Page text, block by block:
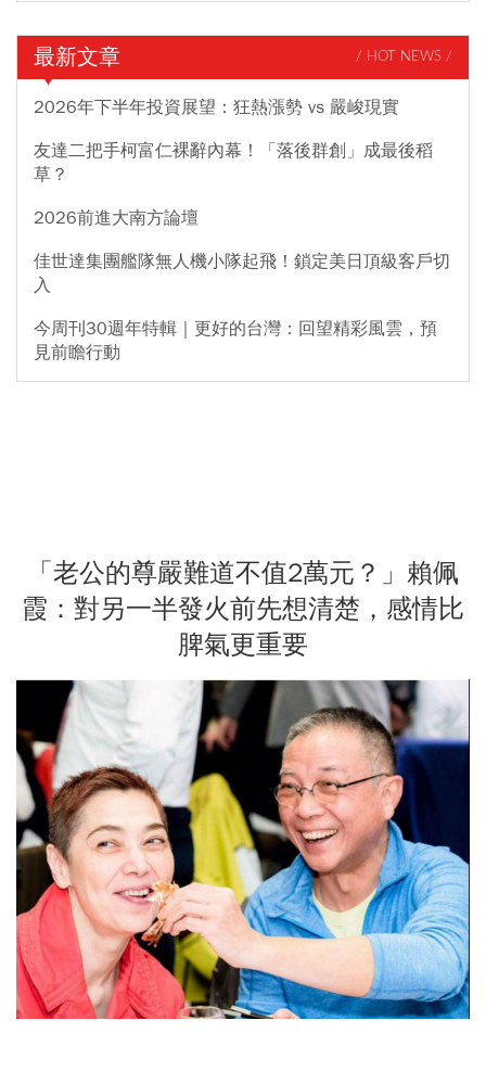
最新文章 / HOT NEWS /
2026年下半年投資展望：狂熱漲勢 vs 嚴峻現實
友達二把手柯富仁裸辭內幕！「落後群創」成最後稻
草？
2026前進大南方論壇
佳世達集團艦隊無人機小隊起飛！鎖定美日頂級客戶切
入
今周刊30週年特輯｜更好的台灣：回望精彩風雲，預
見前瞻行動
「老公的尊嚴難道不值2萬元？」賴佩
霞：對另一半發火前先想清楚，感情比
脾氣更重要